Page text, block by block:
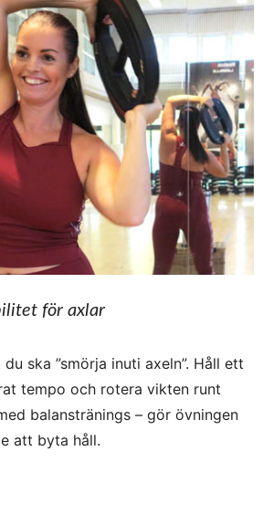
för axlar
ska ”smörja inuti axeln”. Håll ett
tempo och rotera vikten runt
balanstränings – gör övningen
att byta håll.